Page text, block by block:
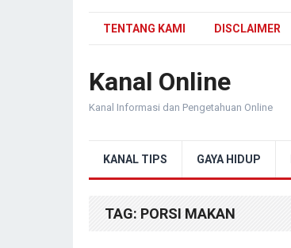
TENTANG KAMI DISCLAIMER
Kanal Online
Kanal Informasi dan Pengetahuan Online
KANAL TIPS GAYA HIDUP
TAG: PORSI MAKAN